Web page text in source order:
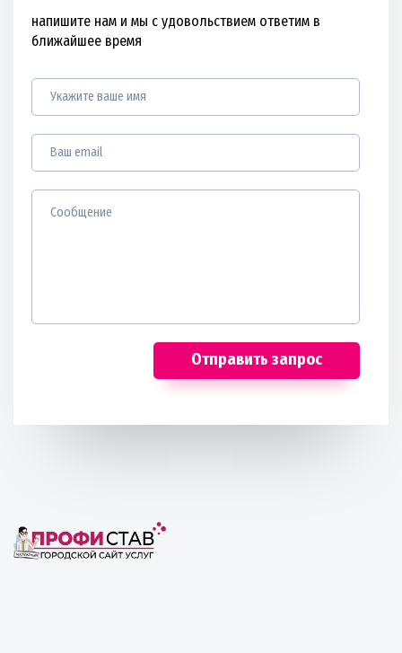
напишите нам и мы с удовольствием ответим в
ближайшее время
Отправить запрос